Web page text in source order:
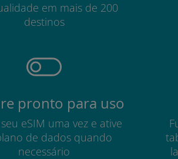
em mais de 200
destinos
pronto para uso
eSIM uma vez e ative
de dados quando
necessário